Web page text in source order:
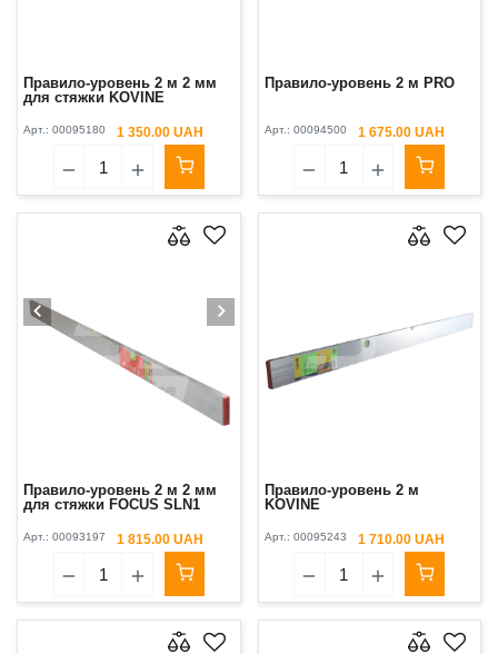
Правило-уровень 2 м 2 мм
для стяжки KOVINE
Арт.: 00095180 1 350.00 UAH
Правило-уровень 2 м PRO
Арт.: 00094500 1 675.00 UAH
Правило-уровень 2 м 2 мм
для стяжки FOCUS SLN1
Арт.: 00093197 1 815.00 UAH
Правило-уровень 2 м
KOVINE
Арт.: 00095243 1 710.00 UAH